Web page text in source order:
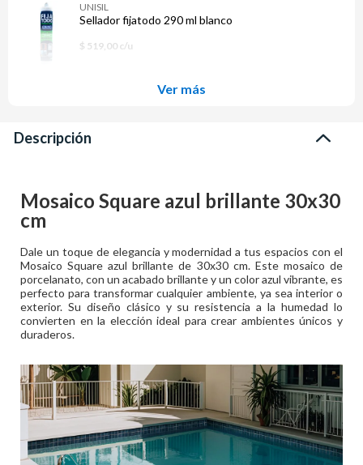
UNISIL
Sellador fijatodo 290 ml blanco
$ 519,00 c/u
Ver más
Descripción
Mosaico Square azul brillante 30x30
cm
Dale un toque de elegancia y modernidad a tus espacios con el
Mosaico Square azul brillante de 30x30 cm. Este mosaico de
porcelanato, con un acabado brillante y un color azul vibrante, es
perfecto para transformar cualquier ambiente, ya sea interior o
exterior. Su diseño clásico y su resistencia a la humedad lo
convierten en la elección ideal para crear ambientes únicos y
duraderos.